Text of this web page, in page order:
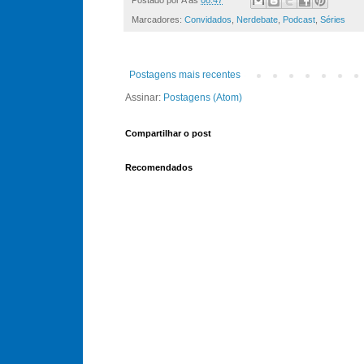
Marcadores: Convidados Nerdebate Podcast Séries
Postagens mais recentes
Assinar: Postagens (Atom)
Compartilhar o post
Recomendados